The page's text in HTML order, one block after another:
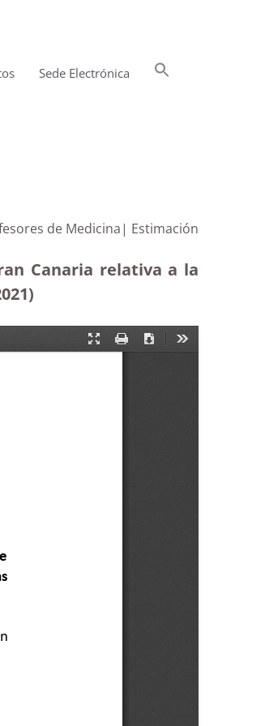
Sede Electrónica
de Medicina| Estimación
Canaria relativa a la